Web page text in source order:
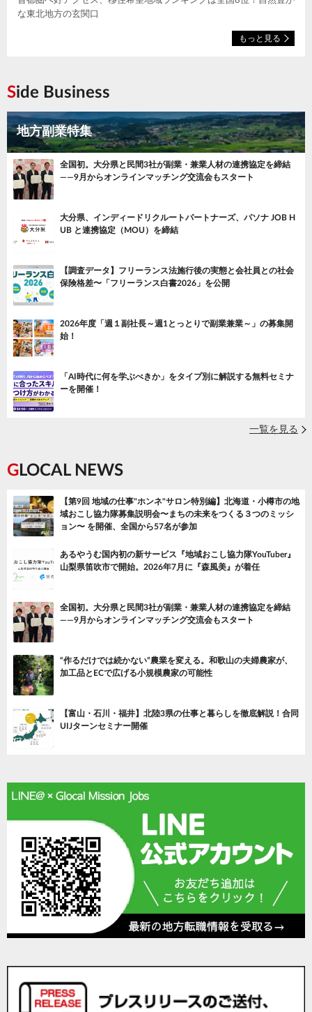
な東北地方の玄関口
もっと見る
Side Business
地方副業特集
全国初。大分県と民間3社が副業・兼業人材の連携協定を締結
——9月からオンラインマッチング交流会もスタート
大分県、インディードリクルートパートナーズ、パソナ JOB H
UB と連携協定（MOU）を締結
【調査データ】フリーランス法施行後の実態と会社員との社会
保険格差〜「フリーランス白書2026」を公開
2026年度「週１副社長～週1とっとりで副業兼業～」の募集開
始！
「AI時代に何を学ぶべきか」をタイプ別に解説する無料セミナ
ーを開催！
一覧を見る
GLOCAL NEWS
【第9回 地域の仕事"ホンネ"サロン特別編】北海道・小樽市の地
域おこし協力隊募集説明会〜まちの未来をつくる３つのミッシ
ョン〜 を開催、全国から57名が参加
あるやうむ国内初の新サービス『地域おこし協力隊YouTuber』
山梨県笛吹市で開始。2026年7月に『森風美』が着任
全国初。大分県と民間3社が副業・兼業人材の連携協定を締結
——9月からオンラインマッチング交流会もスタート
“作るだけでは続かない”農業を変える。和歌山の夫婦農家が、
加工品とECで広げる小規模農家の可能性
【富山・石川・福井】北陸3県の仕事と暮らしを徹底解説！合同
UIJターンセミナー開催